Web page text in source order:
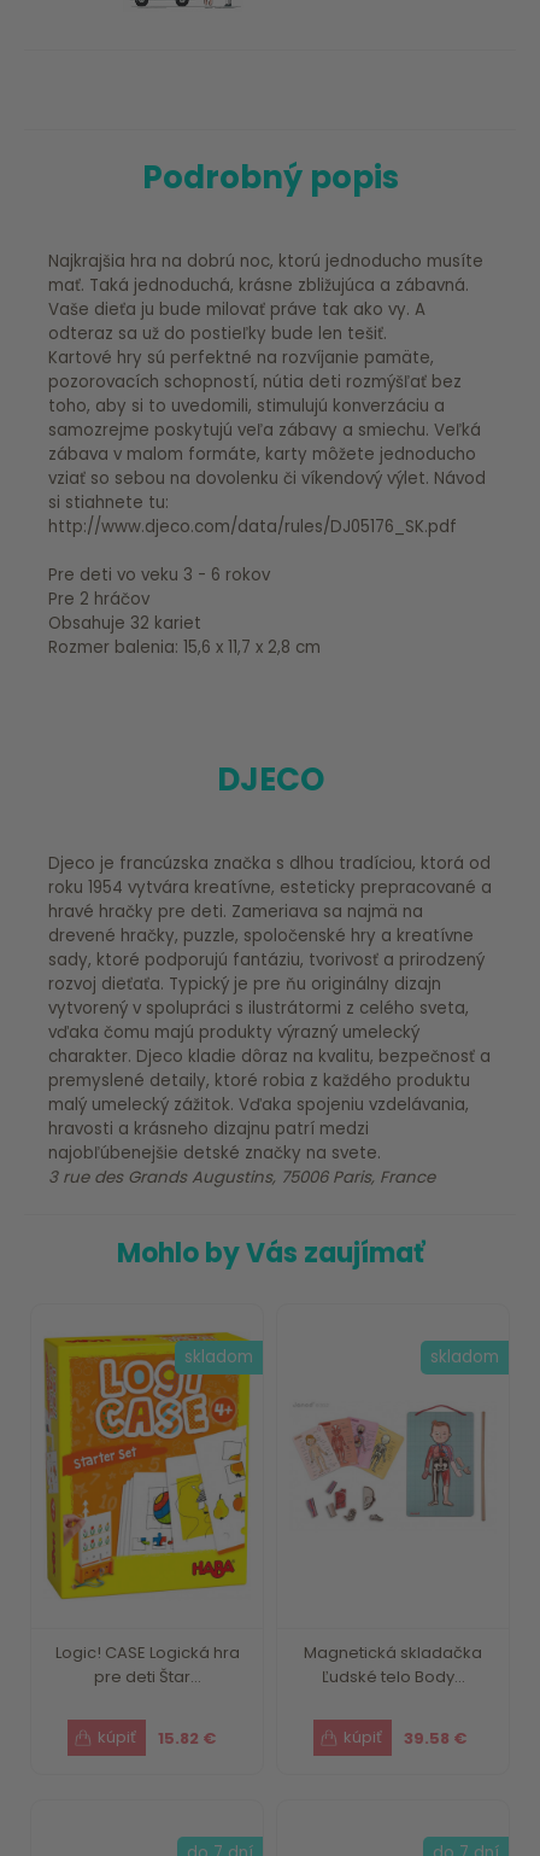
Podrobný popis
Najkrajšia hra na dobrú noc, ktorú jednoducho musíte
mať. Taká jednoduchá, krásne zbližujúca a zábavná.
Vaše dieťa ju bude milovať práve tak ako vy. A
odteraz sa už do postieľky bude len tešiť.
Kartové hry sú perfektné na rozvíjanie pamäte,
pozorovacích schopností, nútia deti rozmýšľať bez
toho, aby si to uvedomili, stimulujú konverzáciu a
samozrejme poskytujú veľa zábavy a smiechu. Veľká
zábava v malom formáte, karty môžete jednoducho
vziať so sebou na dovolenku či víkendový výlet. Návod
si stiahnete tu:
http://www.djeco.com/data/rules/DJ05176_SK.pdf
Pre deti vo veku 3 - 6 rokov
Pre 2 hráčov
Obsahuje 32 kariet
Rozmer balenia: 15,6 x 11,7 x 2,8 cm
DJECO
Djeco je francúzska značka s dlhou tradíciou, ktorá od
roku 1954 vytvára kreatívne, esteticky prepracované a
hravé hračky pre deti. Zameriava sa najmä na
drevené hračky, puzzle, spoločenské hry a kreatívne
sady, ktoré podporujú fantáziu, tvorivosť a prirodzený
rozvoj dieťaťa. Typický je pre ňu originálny dizajn
vytvorený v spolupráci s ilustrátormi z celého sveta,
vďaka čomu majú produkty výrazný umelecký
charakter. Djeco kladie dôraz na kvalitu, bezpečnosť a
premyslené detaily, ktoré robia z každého produktu
malý umelecký zážitok. Vďaka spojeniu vzdelávania,
hravosti a krásneho dizajnu patrí medzi
najobľúbenejšie detské značky na svete.
3 rue des Grands Augustins, 75006 Paris, France
Mohlo by Vás zaujímať
Logic! CASE Logická hra
pre deti Štar...
15.82 €
skladom
Magnetická skladačka
Ľudské telo Body...
39.58 €
skladom